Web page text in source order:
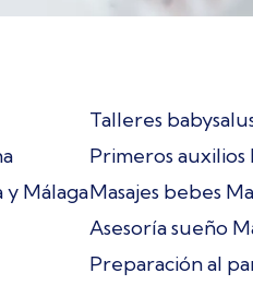
y Málaga
Talleres
Primeros auxilios
Masajes bebes
Asesoría sueño
Preparación al